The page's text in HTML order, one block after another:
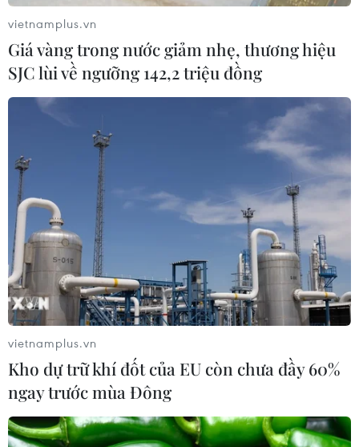
Công cuộc xoá nhà tạm, nhà dột nát:
Nhiều kinh nghiệm quý từ các địa phương
13/05/2025 01:54
Trong tháng Tư vừa qua, nhiều địa phương đã công bố
hoàn thành kế hoạch hỗ trợ nhà ở cho hộ nghèo, hộ cận
nghèo trong Chương trình xóa nhà tạm, nhà dột nát;
nhiều bài học hay cũng đã được chia sẻ.
vietnamplus.vn
Giá vàng trong nước giảm nhẹ, thương hiệu
SJC lùi về ngưỡng 142,2 triệu đồng
vietnamplus.vn
Kho dự trữ khí đốt của EU còn chưa đầy 60%
ngay trước mùa Đông